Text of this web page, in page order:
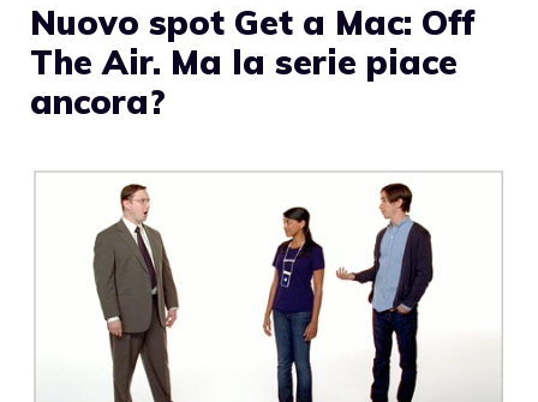
Nuovo spot Get a Mac: Off
The Air. Ma la serie piace
ancora?